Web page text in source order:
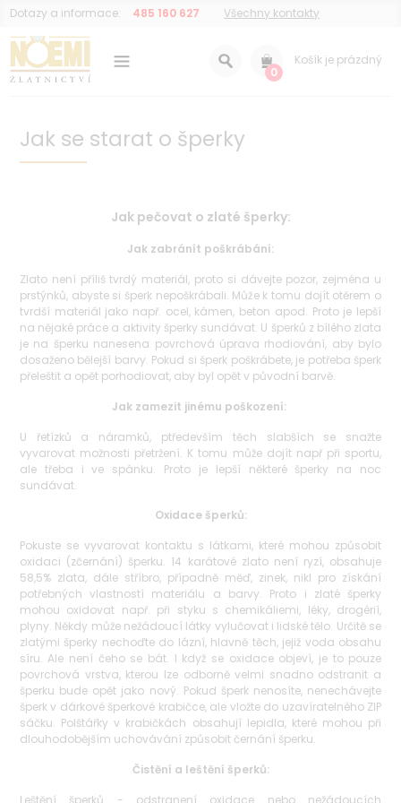
Dotazy a informace: 485 160 627 Všechny kontakty
0
Košík je prázdný
Jak se starat o šperky
Jak pečovat o zlaté šperky:
Jak zabránít poškrábání:
Zlato není příliš tvrdý materiál, proto si dávejte pozor, zejména u
prstýnků, abyste si šperk nepoškrábali. Může k tomu dojít otěrem o
tvrdší materiál jako např. ocel, kámen, beton apod. Proto je lepší
na nějaké práce a aktivity šperky sundávat. U šperků z bílého zlata
je na šperku nanesena povrchová úprava rhodiování, aby bylo
dosaženo bělejší barvy. Pokud si šperk poškrábete, je potřeba šperk
přeleštit a opět porhodiovat, aby byl opět v původní barvě.
Jak zamezit jinému poškození:
U řetízků a náramků, ptředevším těch slabších se snažte
vyvarovat možnosti přetržení. K tomu může dojít např při sportu,
ale třeba i ve spánku. Proto je lepší některé šperky na noc
sundávat.
Oxidace šperků:
Pokuste se vyvarovat kontaktu s látkami, které mohou způsobit
oxidaci (zčernání) šperku. 14 karátové zlato není ryzí, obsahuje
58,5% zlata, dále stříbro, případně měď, zinek, nikl pro získání
potřebných vlastností materiálu a barvy. Proto i zlaté šperky
mohou oxidovat např. při styku s chemikáliemi, léky, drogérií,
plyny. Někdy může nežádoucí látky vylučovat i lidské tělo. Určitě se
zlatými šperky nechoďte do lázní, hlavně těch, jejiž voda obsahu
síru. Ale není čeho se bát. I když se oxidace objeví, je to pouze
povrchová vrstva, kterou lze odborně velmi snadno odstranit a
šperku bude opět jako nový. Pokud šperk nenosíte, nenechávejte
šperk v dárkové šperkové krabičce, ale vložte do uzavíratelného ZIP
sáčku. Polštářky v krabičkách obsahují lepidla, které mohou při
dlouhodobějším uchovávání způsobit černání šperku.
Čistění a leštění šperků: